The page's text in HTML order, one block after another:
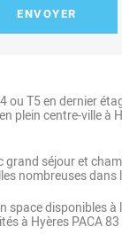
ou T5 en dernier
plein centre-ville à
grand séjour et
nombreuses dans
space disponibles à
à Hyères PACA 83